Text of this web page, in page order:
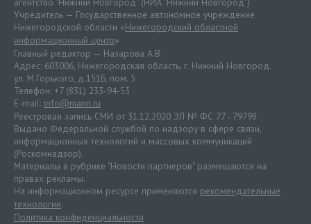
Учредитель — Государственное автономное учреждение
Нижегородской области «Нижегородский областной
информационный центр»
Главный редактор — Назарова А.В.
Адрес: 603006, Нижегородская область, г. Нижний Новгород.
ул. М.Горького, д.151Б, пом. 5
Телефон: +7 (831) 233-94-53
E-mail: info@niann.ru
Реестровая запись СМИ от 31.12.2020 ЭЛ № ФС 77 - 79798.
Выдано Федеральной службой по надзору в сфере связи,
информационных технологий и массовых коммуникаций
(Роскомнадзор).
Материалы в рубрике "Новости партнеров" размещаются на
правах рекламы.
На информационном ресурсе применяются рекомендательные
технологии.
Политика конфиденциальности